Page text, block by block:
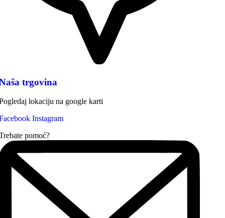
trgovina
lokaciju na google karti
Instagram
pomoć?